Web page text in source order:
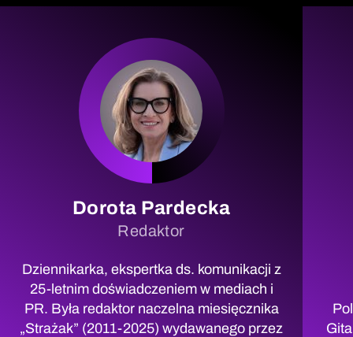
Dorota Pardecka
Redaktor
Dziennikarka, ekspertka ds. komunikacji z
25-letnim doświadczeniem w mediach i
PR. Była redaktor naczelna miesięcznika
„Strażak” (2011-2025) wydawanego przez